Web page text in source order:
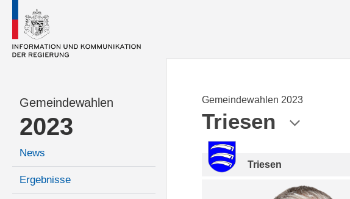
Gemeindewahlen
2023
News
Ergebnisse
Gemeindewahlen 2023
Triesen
Triesen